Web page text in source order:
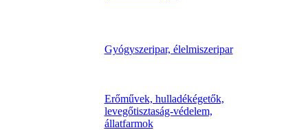
Gyógyszeripar, élelmiszeripar
Erőművek, hulladékégetők,
levegőtisztaság-védelem,
állatfarmok